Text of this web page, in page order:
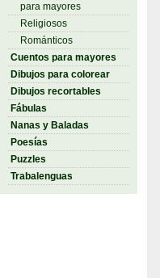
para mayores
Religiosos
Románticos
Cuentos para mayores
Dibujos para colorear
Dibujos recortables
Fábulas
Nanas y Baladas
Poesías
Puzzles
Trabalenguas